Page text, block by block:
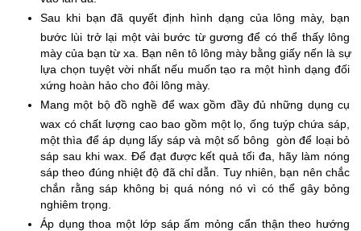
Sau khi bạn đã quyết định hình dạng của lông mày, bạn
bước lùi trở lại một vài bước từ gương để có thể thấy lông
mày của bạn từ xa. Bạn nên tô lông mày bằng giấy nến là sự
lựa chọn tuyệt vời nhất nếu muốn tạo ra một hình dạng đối
xứng hoàn hảo cho đôi lông mày.
Mang một bộ đồ nghề để wax gồm đầy đủ những dụng cụ
wax có chất lượng cao bao gồm một lọ, ống tuýp chứa sáp,
một thìa để áp dụng lấy sáp và một số bông  gòn để loại bỏ
sáp sau khi wax. Để đạt được kết quả tối đa, hãy làm nóng
sáp theo đúng nhiệt độ đã chỉ dẫn. Tuy nhiên, bạn nên chắc
chắn rằng sáp không bị quá nóng nó vì có thể gây bỏng
nghiêm trọng.
Áp dụng thoa một lớp sáp ấm mỏng cẩn thận theo hướng